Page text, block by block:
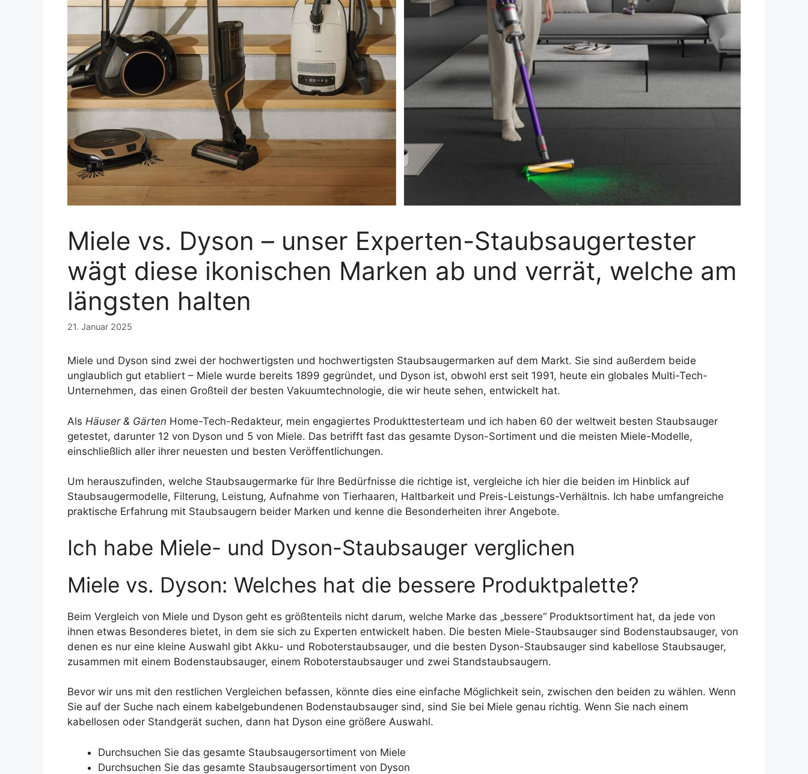
Miele vs. Dyson – unser Experten-Staubsaugertester
wägt diese ikonischen Marken ab und verrät, welche am
längsten halten
21. Januar 2025
Miele und Dyson sind zwei der hochwertigsten und hochwertigsten Staubsaugermarken auf dem Markt. Sie sind außerdem beide
unglaublich gut etabliert – Miele wurde bereits 1899 gegründet, und Dyson ist, obwohl erst seit 1991, heute ein globales Multi-Tech-
Unternehmen, das einen Großteil der besten Vakuumtechnologie, die wir heute sehen, entwickelt hat.
Als Häuser & Gärten Home-Tech-Redakteur, mein engagiertes Produkttesterteam und ich haben 60 der weltweit besten Staubsauger
getestet, darunter 12 von Dyson und 5 von Miele. Das betrifft fast das gesamte Dyson-Sortiment und die meisten Miele-Modelle,
einschließlich aller ihrer neuesten und besten Veröffentlichungen.
Um herauszufinden, welche Staubsaugermarke für Ihre Bedürfnisse die richtige ist, vergleiche ich hier die beiden im Hinblick auf
Staubsaugermodelle, Filterung, Leistung, Aufnahme von Tierhaaren, Haltbarkeit und Preis-Leistungs-Verhältnis. Ich habe umfangreiche
praktische Erfahrung mit Staubsaugern beider Marken und kenne die Besonderheiten ihrer Angebote.
Ich habe Miele- und Dyson-Staubsauger verglichen
Miele vs. Dyson: Welches hat die bessere Produktpalette?
Beim Vergleich von Miele und Dyson geht es größtenteils nicht darum, welche Marke das „bessere“ Produktsortiment hat, da jede von
ihnen etwas Besonderes bietet, in dem sie sich zu Experten entwickelt haben. Die besten Miele-Staubsauger sind Bodenstaubsauger, von
denen es nur eine kleine Auswahl gibt Akku- und Roboterstaubsauger, und die besten Dyson-Staubsauger sind kabellose Staubsauger,
zusammen mit einem Bodenstaubsauger, einem Roboterstaubsauger und zwei Standstaubsaugern.
Bevor wir uns mit den restlichen Vergleichen befassen, könnte dies eine einfache Möglichkeit sein, zwischen den beiden zu wählen. Wenn
Sie auf der Suche nach einem kabelgebundenen Bodenstaubsauger sind, sind Sie bei Miele genau richtig. Wenn Sie nach einem
kabellosen oder Standgerät suchen, dann hat Dyson eine größere Auswahl.
Durchsuchen Sie das gesamte Staubsaugersortiment von Miele
Durchsuchen Sie das gesamte Staubsaugersortiment von Dyson